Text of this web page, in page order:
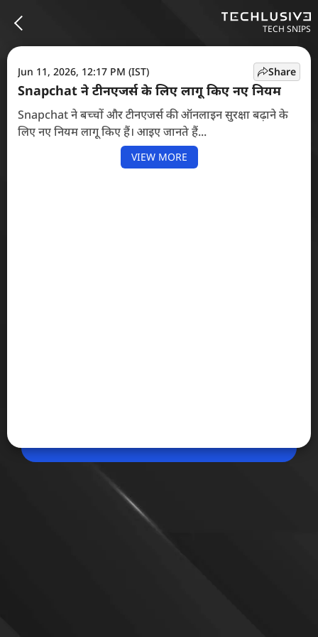
TECH SNIPS
Jun 11, 2026, 12:17 PM (IST)
Snapchat ने टीनएजर्स के लिए लागू किए नए नियम
Snapchat ने बच्चों और टीनएजर्स की ऑनलाइन सुरक्षा बढ़ाने के
लिए नए नियम लागू किए हैं। आइए जानते हैं...
VIEW MORE
Share
Jun 11, 2026, 11:33 AM (IST)
आखिर ChatGPT बार-बार 73 नंबर ही क्यों चुनता है?
अगर आपने कभी ChatGPT से 1 से 100 के बीच कोई रैंडम नंबर
चुनने को कहा है, तो हो सकता है उसने 73 बताया हो। कई लोग इसे
Share